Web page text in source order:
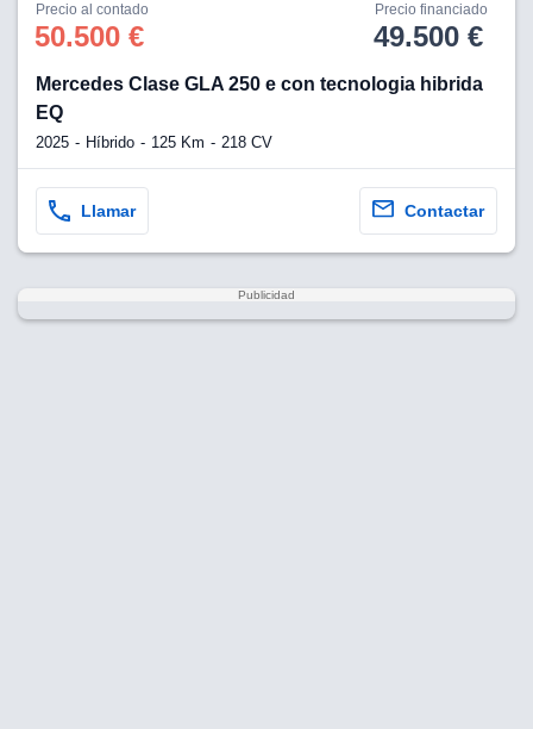
Precio al contado
50.500 €
Precio financiado
49.500 €
Mercedes Clase GLA 250 e con tecnologia hibrida
EQ
2025 Híbrido 125 Km 218 CV
Llamar Contactar